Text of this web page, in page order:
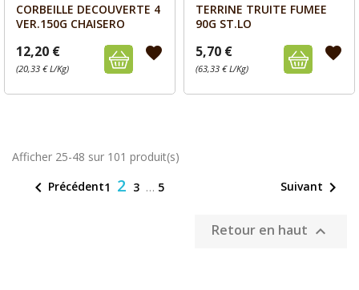
Aperçu
CORBEILLE DECOUVERTE 4
VER.150G CHAISERO
12,20 €
(20,33 € L/Kg)
favorite
Aperçu
TERRINE TRUITE FUMEE
90G ST.LO
5,70 €
(63,33 € L/Kg)
favorite
Afficher 25-48 sur 101 produit(s)
 Précédent1 2 3 … 5 Suivant 
Retour en haut 